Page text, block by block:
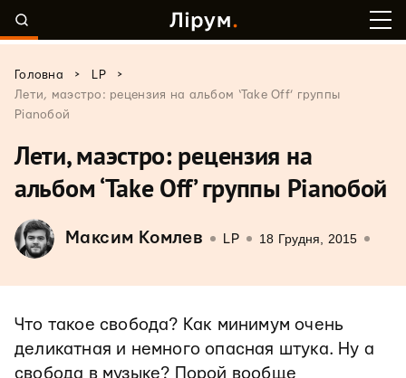
Головна > LP
>
Лети, маэстро: рецензия на альбом ‘Take Off’ группы
Pianoбой
Лети, маэстро: рецензия на
альбом ‘Take Off’ группы Pianoбой
Максим Комлев LP 18 Грудня, 2015
Что такое свобода? Как минимум очень
деликатная и немного опасная штука. Ну а
свобода в музыке? Порой вообще